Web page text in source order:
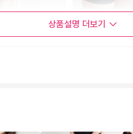
상품설명 더보기